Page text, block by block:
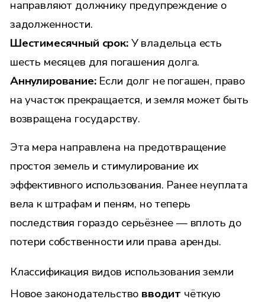
направляют должнику предупреждение о
задолженности.
Шестимесячный срок:У владельца есть
шесть месяцев для погашения долга.
Аннулирование:Если долг не погашен, право
на участок прекращается, и земля может быть
возвращена государству.
Эта мера направлена на предотвращение
простоя земель и стимулирование их
эффективного использования. Ранее неуплата
вела к штрафам и пеням, но теперь
последствия гораздо серьёзнее — вплоть до
потери собственности или права аренды.
Классификация видов использования земли
Новое законодательство вводит чёткую